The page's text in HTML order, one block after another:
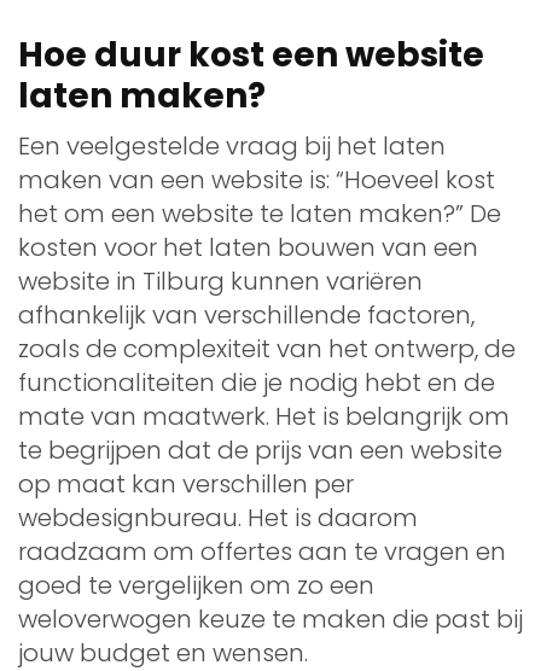
Hoe duur kost een website
laten maken?
Een veelgestelde vraag bij het laten
maken van een website is: “Hoeveel kost
het om een website te laten maken?” De
kosten voor het laten bouwen van een
website in Tilburg kunnen variëren
afhankelijk van verschillende factoren,
zoals de complexiteit van het ontwerp, de
functionaliteiten die je nodig hebt en de
mate van maatwerk. Het is belangrijk om
te begrijpen dat de prijs van een website
op maat kan verschillen per
webdesignbureau. Het is daarom
raadzaam om offertes aan te vragen en
goed te vergelijken om zo een
weloverwogen keuze te maken die past bij
jouw budget en wensen.